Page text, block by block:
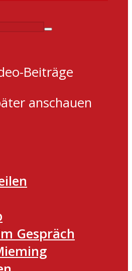
Beiträge
anschauen
Gespräch